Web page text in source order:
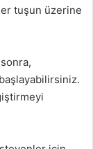
tuşun üzerine